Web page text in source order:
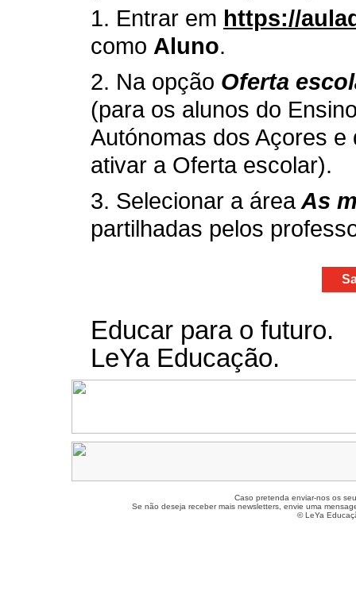
1. Entrar em https://
como Aluno.
2. Na opção Oferta
(para os alunos do
Autónomas dos Açores
ativar a Oferta escolar).
3. Selecionar a áreaAs
partilhadas pelos
Educar para o futuro.
LeYa Educação.
Caso pretenda enviar-nos os
Se não deseja receber mais newsletters, envie uma
© LeYa